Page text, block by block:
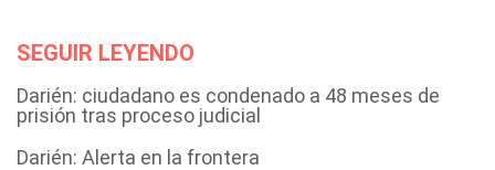
SEGUIR LEYENDO
Darién: ciudadano es condenado a 48 meses de
prisión tras proceso judicial
Darién: Alerta en la frontera